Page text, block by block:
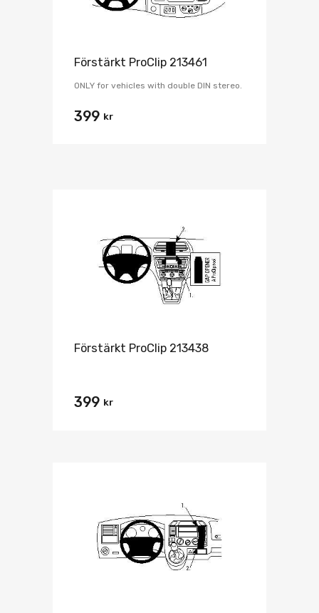
Förstärkt ProClip 213461
ONLY for vehicles with double DIN stereo.
399 kr
Förstärkt ProClip 213438
399 kr